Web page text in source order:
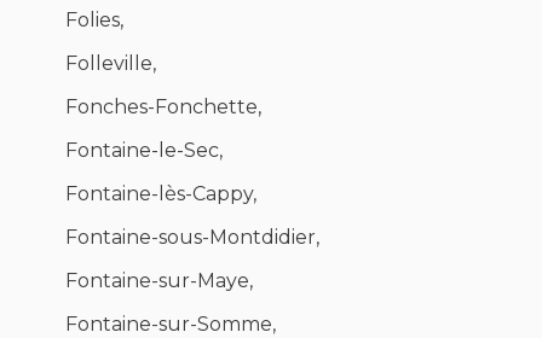
Folies,
Folleville,
Fonches-Fonchette,
Fontaine-le-Sec,
Fontaine-lès-Cappy,
Fontaine-sous-Montdidier,
Fontaine-sur-Maye,
Fontaine-sur-Somme,